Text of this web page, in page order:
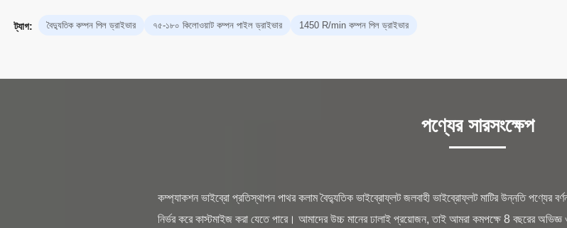
ট্যাগ: বৈদ্যুতিক কম্পন পিল ড্রাইভার ৭৫-১৮০ কিলোওয়াট কম্পন পাইল ড্রাইভার 1450 R/min কম্পন পিল ড্রাইভার
পণ্যের সারসংক্ষেপ
কম্প্যাকশন ভাইব্রো প্রতিস্থাপন পাথর কলাম বৈদ্যুতিক ভাইব্রোফ্লট জলবাহী ভাইব্রোফ্লট মাটির উন্নতি পণ্যের